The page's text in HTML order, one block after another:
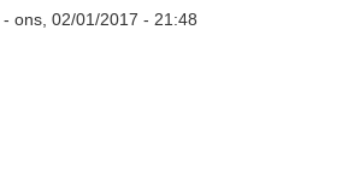
- ons, 02/01/2017 - 21:48